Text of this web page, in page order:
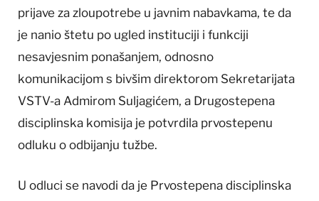
prijave za zloupotrebe u javnim nabavkama, te da
je nanio štetu po ugled instituciji i funkciji
nesavjesnim ponašanjem, odnosno
komunikacijom s bivšim direktorom Sekretarijata
VSTV-a Admirom Suljagićem, a Drugostepena
disciplinska komisija je potvrdila prvostepenu
odluku o odbijanju tužbe.
U odluci se navodi da je Prvostepena disciplinska